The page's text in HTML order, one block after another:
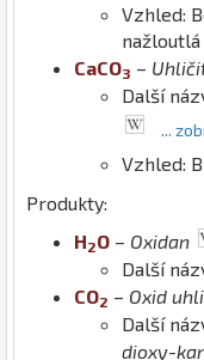
Vzhled:
nažloutlá
CaCO3 –
Další
...
Vzhled:
Produkty:
H2O – Oxidan
Další
CO2 – Oxid
Další
dioxy-